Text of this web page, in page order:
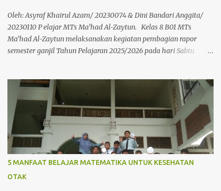
Oleh: Asyraf Khairul Azam/ 20230074 & Dini Bandari Anggita/
20230110 P elajar MTs Ma’had Al-Zaytun. Kelas 8 B01 MTs
Ma’had Al-Zaytun melaksanakan kegiatan pembagian rapor
semester ganjil Tahun Pelajaran 2025/2026 pada hari Sabtu
kelas 7, 8, dan 9. Pembagian rapor menjadi momen penting bagi
pelajar untuk mengetahui hasil belajar sekaligus merefleksikan
proses yang telah dijalani selama satu semester. Dari 50 kelas,
terdiri dari kelas 7 ada 14 kelas, kelas 8 ada 18 kelas dan kelas 9
ada 18 kelas. Masing-masing kelas ditampilkan nama pelajar
yang mendapatkan juara 1 setiap kelas dan juara angkatan.
DAFTAR JUARA 1 TIAP KELAS Semester Ganjil Tahun
20250297 Aisy Al Danish Rahartono bin Oti Prihartono ...
5 MANFAAT BELAJAR MATEMATIKA UNTUK KESEHATAN
OTAK